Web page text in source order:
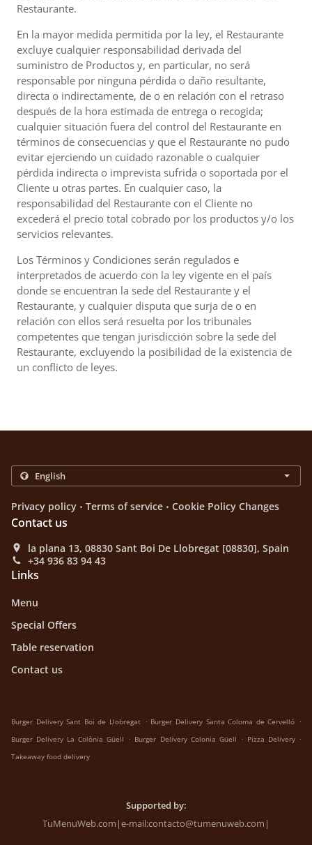
Restaurante.
En la mayor medida permitida por la ley, el Restaurante
excluye cualquier responsabilidad derivada del
suministro de Productos y, en particular, no será
responsable por ninguna pérdida o daño resultante,
directa o indirectamente, de o en relación con el retraso
después de la hora estimada de entrega o recogida;
cualquier situación fuera del control del Restaurante en
términos de consecuencias y que el Restaurante no pudo
evitar ejerciendo un cuidado razonable o cualquier
pérdida indirecta o imprevista sufrida o soportada por el
Cliente u otras partes. En cualquier caso, la
responsabilidad del Restaurante con el Cliente no
excederá el precio total cobrado por los productos y/o los
servicios relevantes.
Los Términos y Condiciones serán regulados e
interpretados de acuerdo con la ley vigente en el país
donde se encuentran la sede del Restaurante y el
Restaurante, y cualquier disputa que surja de o en
relación con ellos será resuelta por los tribunales
competentes que tengan jurisdicción sobre la sede del
Restaurante, excluyendo la posibilidad de la existencia de
un conflicto de leyes.
Privacy policy . Terms of service . Cookie Policy Changes
Contact us
la plana 13, 08830 Sant Boi De Llobregat [08830], Spain
+34 936 83 94 43
Links
Menu
Special Offers
Table reservation
Contact us
Burger Delivery Sant Boi de Llobregat . Burger Delivery Santa Coloma de Cervelló .
Burger Delivery La Colònia Güell . Burger Delivery Colonia Güell . Pizza Delivery .
Takeaway food delivery
Supported by:
TuMenuWeb.com|e-mail:contacto@tumenuweb.com|